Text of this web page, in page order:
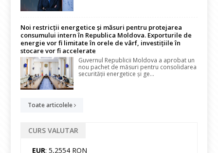
Noi restricții energetice și măsuri pentru protejarea
consumului intern în Republica Moldova. Exporturile de
energie vor fi limitate în orele de vârf, investițiile în
stocare vor fi accelerate
Guvernul Republicii Moldova a aprobat un
nou pachet de măsuri pentru consolidarea
securității energetice și ge...
Toate articolele
CURS VALUTAR
EUR: 5,2554 RON